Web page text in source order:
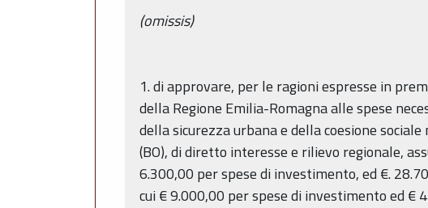
(omissis)
1. di approvare, per le ragioni espresse in
della Regione Emilia-Romagna alle spese
della sicurezza urbana e della coesione
(BO), di diretto interesse e rilievo regionale,
6.300,00 per spese di investimento, ed €.
cui € 9.000,00 per spese di investimento ed €